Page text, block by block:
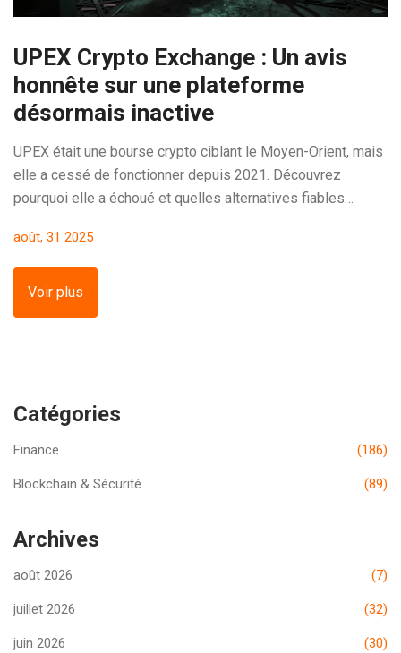
UPEX Crypto Exchange : Un avis
honnête sur une plateforme
désormais inactive
UPEX était une bourse crypto ciblant le Moyen-Orient, mais
elle a cessé de fonctionner depuis 2021. Découvrez
pourquoi elle a échoué et quelles alternatives fiables
août, 31 2025
Voir plus
Catégories
Finance (186)
Blockchain & Sécurité (89)
Archives
août 2026 (7)
juillet 2026 (32)
juin 2026 (30)